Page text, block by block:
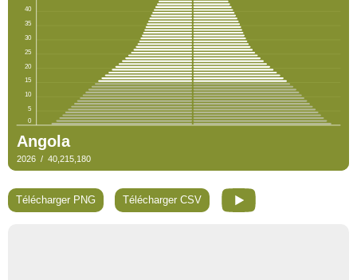
Télécharger PNG Télécharger CSV